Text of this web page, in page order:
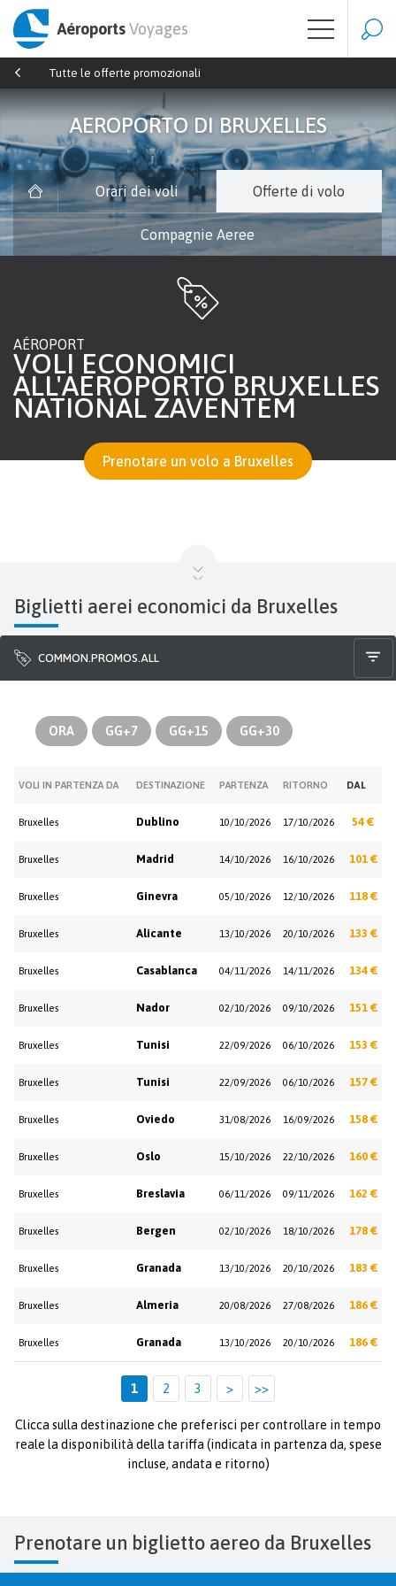
AéroportsVoyages
Tutte le offerte promozionali
AEROPORTO DI BRUXELLES
Orari dei voli Offerte di volo
Compagnie Aeree
AÉROPORT
VOLI ECONOMICI
ALL'AEROPORTO BRUXELLES
NATIONAL ZAVENTEM
Prenotare un volo a Bruxelles
Biglietti aerei economici da Bruxelles
COMMON.PROMOS.ALL
ORA GG+7 GG+15 GG+30
VOLI IN PARTENZA DA DESTINAZIONE PARTENZA RITORNO DAL
Bruxelles Dublino 10/10/2026 17/10/2026 54 €
Bruxelles Madrid 14/10/2026 16/10/2026 101 €
Bruxelles Ginevra 05/10/2026 12/10/2026 118 €
Bruxelles Alicante 13/10/2026 20/10/2026 133 €
Bruxelles Casablanca 04/11/2026 14/11/2026 134 €
Bruxelles Nador 02/10/2026 09/10/2026 151 €
Bruxelles Tunisi 22/09/2026 06/10/2026 153 €
Bruxelles Tunisi 22/09/2026 06/10/2026 157 €
Bruxelles Oviedo 31/08/2026 16/09/2026 158 €
Bruxelles Oslo 15/10/2026 22/10/2026 160 €
Bruxelles Breslavia 06/11/2026 09/11/2026 162 €
Bruxelles Bergen 02/10/2026 18/10/2026 178 €
Bruxelles Granada 13/10/2026 20/10/2026 183 €
Bruxelles Almeria 20/08/2026 27/08/2026 186 €
Bruxelles Granada 13/10/2026 20/10/2026 186 €
1 2 3 > >>
Clicca sulla destinazione che preferisci per controllare in tempo
reale la disponibilità della tariffa (indicata in partenza da, spese
incluse, andata e ritorno)
Prenotare un biglietto aereo da Bruxelles